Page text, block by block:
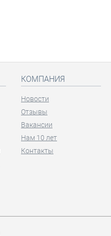
КОМПАНИЯ
Новости
Отзывы
Вакансии
Нам 10 лет
Контакты